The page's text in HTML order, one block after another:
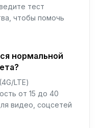
тест
чтобы помочь
нормальной
LTE)
от 15 до 40
видео, соцсетей